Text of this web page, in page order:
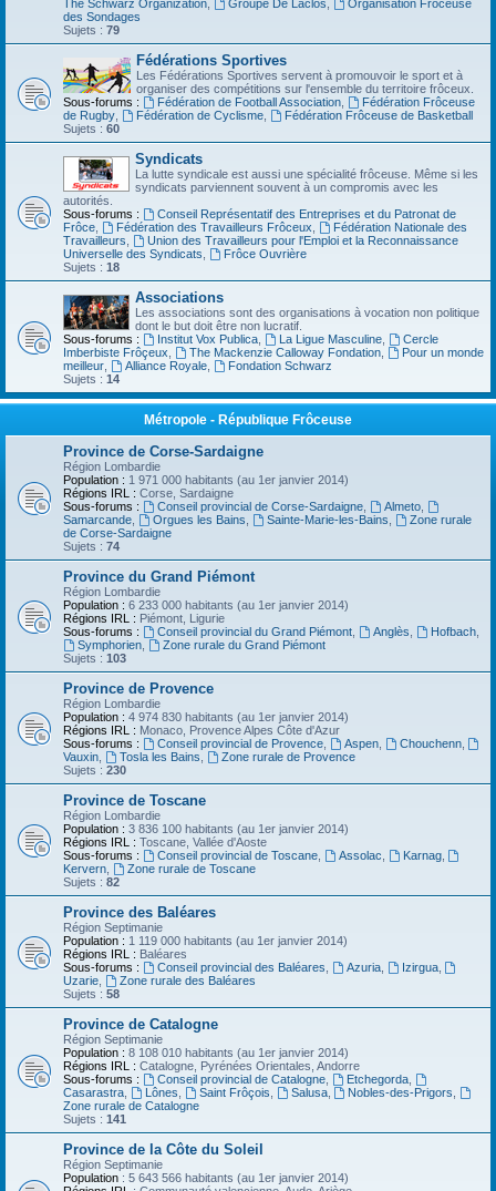
The Schwarz Organization Groupe De Laclos
Organisation Frôceuse
des Sondages
Sujets : 79
Fédérations Sportives
Les Fédérations Sportives servent à promouvoir le sport et à
organiser des compétitions sur l'ensemble du territoire frôceux.
Sous-forums :
Fédération de Football Association,
Fédération Frôceuse
de Rugby
Fédération de Cyclisme,
Fédération Frôceuse de Basketball
Sujets : 60
Syndicats
La lutte syndicale est aussi une spécialité frôceuse. Même si les
syndicats parviennent souvent à un compromis avec les
autorités.
Sous-forums :
Conseil Représentatif des Entreprises et du Patronat de
Frôce
Fédération des Travailleurs Frôceux
Fédération Nationale des
Travailleurs
Union des Travailleurs pour l'Emploi et la Reconnaissance
Universelle des Syndicats
Frôce Ouvrière
Sujets : 18
Associations
Les associations sont des organisations à vocation non politique
dont le but doit être non lucratif.
Sous-forums :
Institut Vox Publica, La Ligue Masculine,
Cercle
Imberbiste Frôçeux
The Mackenzie Calloway Fondation,
Pour un monde
meilleur
Alliance Royale,
Fondation Schwarz
Sujets : 14
Métropole - République Frôceuse
Province de Corse-Sardaigne
Région Lombardie
Population : 1 971 000 habitants (au 1er janvier 2014)
Régions IRL : Corse, Sardaigne
Sous-forums :
Conseil provincial de Corse-Sardaigne, Almeto,
Samarcande
Orgues les Bains Sainte-Marie-les-Bains
Zone rurale
de Corse-Sardaigne
Sujets : 74
Province du Grand Piémont
Région Lombardie
Population : 6 233 000 habitants (au 1er janvier 2014)
Régions IRL : Piémont, Ligurie
Sous-forums :
Conseil provincial du Grand Piémont, Anglès Hofbach,
Symphorien,
Zone rurale du Grand Piémont
Sujets : 103
Province de Provence
Région Lombardie
Population : 4 974 830 habitants (au 1er janvier 2014)
Régions IRL : Monaco, Provence Alpes Côte d'Azur
Sous-forums :
Conseil provincial de Provence, Aspen, Chouchenn,
Vauxin
Tosla les Bains
Zone rurale de Provence
Sujets : 230
Province de Toscane
Région Lombardie
Population : 3 836 100 habitants (au 1er janvier 2014)
Régions IRL : Toscane, Vallée d'Aoste
Sous-forums :
Conseil provincial de Toscane, Assolac Karnag,
Kervern
Zone rurale de Toscane
Sujets : 82
Province des Baléares
Région Septimanie
Population : 1 119 000 habitants (au 1er janvier 2014)
Régions IRL : Baléares
Sous-forums :
Conseil provincial des Baléares Azuria, Izirgua,
Uzarie
Zone rurale des Baléares
Sujets : 58
Province de Catalogne
Région Septimanie
Population : 8 108 010 habitants (au 1er janvier 2014)
Régions IRL : Catalogne, Pyrénées Orientales, Andorre
Sous-forums :
Conseil provincial de Catalogne, Etchegorda,
Casarastra
Lônes Saint Frôçois Salusa, Nobles-des-Prigors
Zone rurale de Catalogne
Sujets : 141
Province de la Côte du Soleil
Région Septimanie
Population : 5 643 566 habitants (au 1er janvier 2014)